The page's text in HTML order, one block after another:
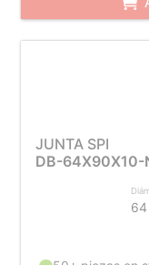
JUNTA SPI
DB-64X90X10-
64